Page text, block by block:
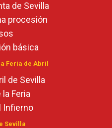
de Sevilla
procesión
básica
Feria de Abril
de Sevilla
la Feria
Infierno
Sevilla